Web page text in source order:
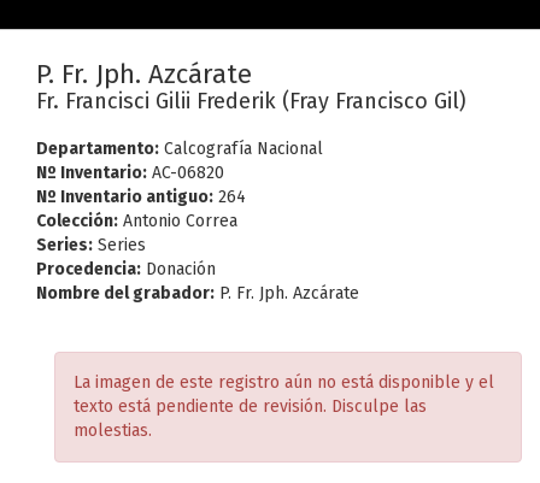
P. Fr. Jph. Azcárate
Fr. Francisci Gilii Frederik (Fray Francisco Gil)
Departamento: Calcografía Nacional
Nº Inventario: AC-06820
Nº Inventario antiguo: 264
Colección: Antonio Correa
Series: Series
Procedencia: Donación
Nombre del grabador: P. Fr. Jph. Azcárate
La imagen de este registro aún no está disponible y el
texto está pendiente de revisión. Disculpe las
molestias.